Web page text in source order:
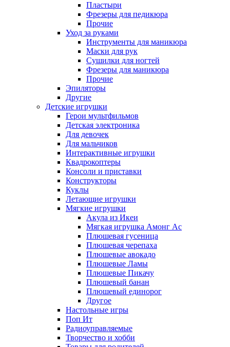
Пластыри
Фрезеры для педикюра
Прочие
Уход за руками
Инструменты для маникюра
Маски для рук
Сушилки для ногтей
Фрезеры для маникюра
Прочие
Эпиляторы
Другие
Детские игрушки
Герои мультфильмов
Детская электроника
Для девочек
Для мальчиков
Интерактивные игрушки
Квадрокоптеры
Консоли и приставки
Конструкторы
Куклы
Летающие игрушки
Мягкие игрушки
Акула из Икеи
Мягкая игрушка Амонг Ас
Плюшевая гусеница
Плюшевая черепаха
Плюшевые авокадо
Плюшевые Ламы
Плюшевые Пикачу
Плюшевый банан
Плюшевый единорог
Другое
Настольные игры
Поп Ит
Радиоуправляемые
Творчество и хобби